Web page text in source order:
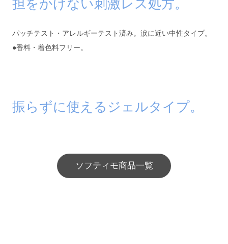
担をかけない刺激レス処方。
パッチテスト・アレルギーテスト済み。涙に近い中性タイプ。
●香料・着色料フリー。
振らずに使えるジェルタイプ。
ソフティモ商品一覧